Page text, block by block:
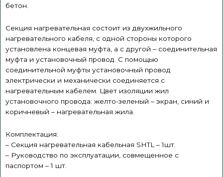
бетон.
Секция нагревательная состоит из двухжильного
нагревательного кабеля, с одной стороны которого
установлена концевая муфта, а с другой – соединительная
муфта и установочный провод. С помощью
соединительной муфты установочный провод
электрически и механически соединяется с
нагревательным кабелем. Цвет изоляции жил
установочного провода: желто-зеленый – экран, синий и
коричневый – нагревательная жила.
Комплектация:
– Секция нагревательная кабельная SHTL – 1шт.
– Руководство по эксплуатации, совмещенное с
паспортом – 1 шт.